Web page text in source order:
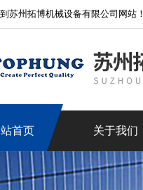
苏州拓博机械设备有限公司网站！
首页 关于我们